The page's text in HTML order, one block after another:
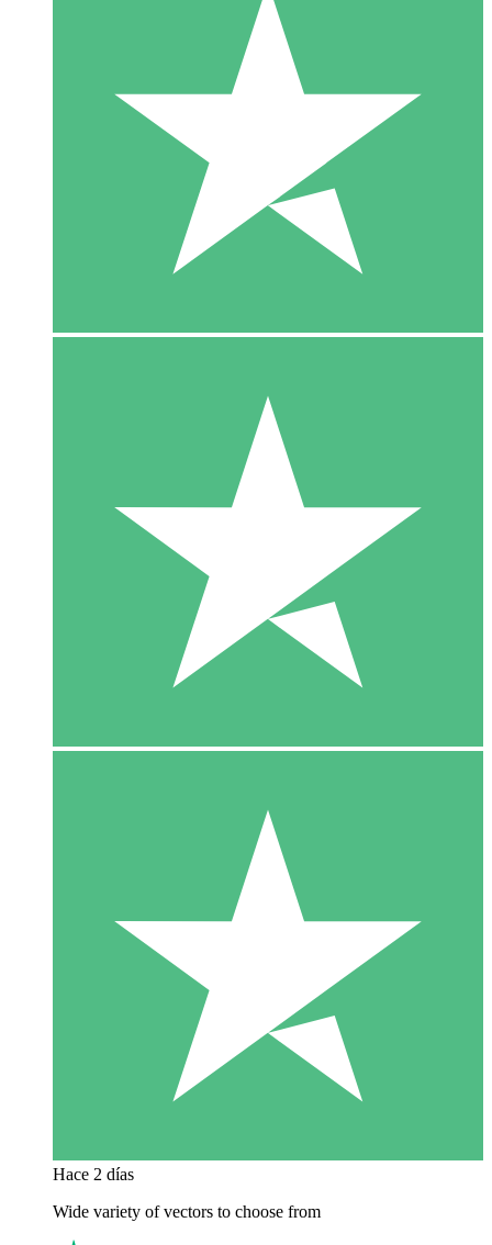
Hace 2 días
Wide variety of vectors to choose from